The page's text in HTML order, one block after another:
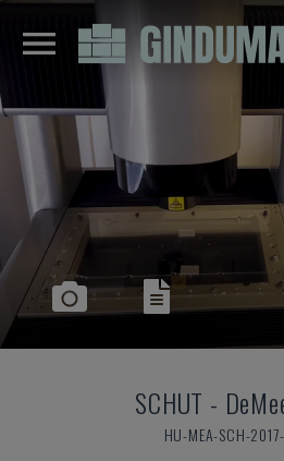
SCHUT -
HU-MEA-SCH-